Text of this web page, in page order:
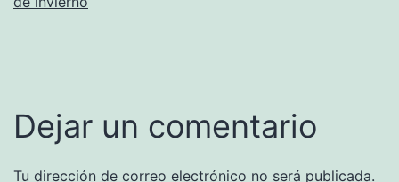
Dejar un comentario
Tu dirección de correo electrónico no será publicada.